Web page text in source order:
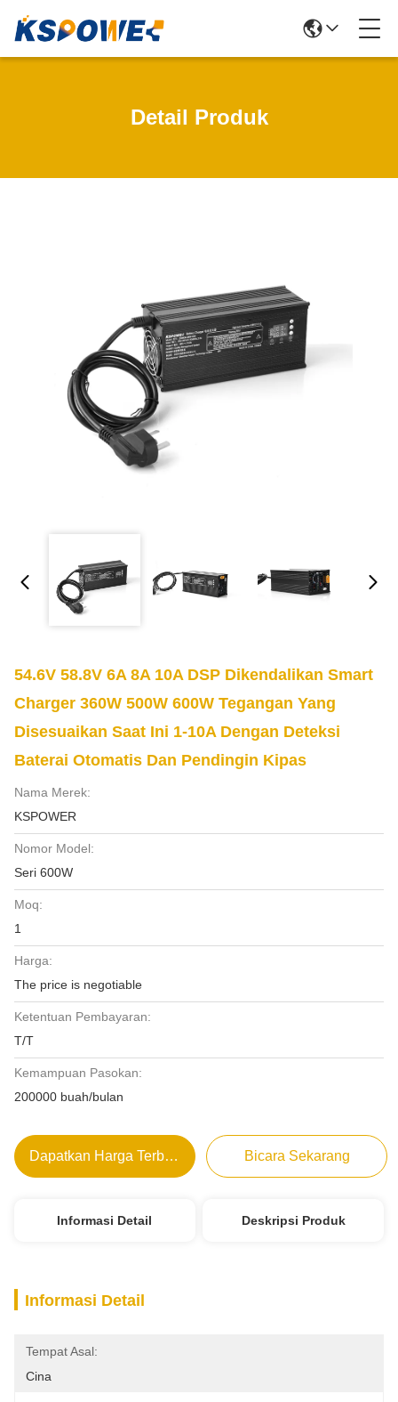
Detail Produk
54.6V 58.8V 6A 8A 10A DSP Dikendalikan Smart
Charger 360W 500W 600W Tegangan Yang
Disesuaikan Saat Ini 1-10A Dengan Deteksi
Baterai Otomatis Dan Pendingin Kipas
Nama Merek:
KSPOWER
Nomor Model:
Seri 600W
Moq:
1
Harga:
The price is negotiable
Ketentuan Pembayaran:
T/T
Kemampuan Pasokan:
200000 buah/bulan
Dapatkan Harga Terbaik Bicara Sekarang
Informasi Detail Deskripsi Produk
Informasi Detail
Tempat Asal:
Cina